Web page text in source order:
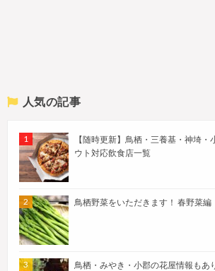
人気の記事
【随時更新】鳥栖・三養基・神埼
ウト対応飲食店一覧
鳥栖野菜をいただきます！ 春野菜編
鳥栖・みやき・小郡の花屋情報もあ